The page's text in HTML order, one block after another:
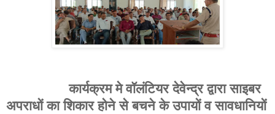
कार्यक्रम मे वॉलंटियर देवेन्द्र द्वारा साइबर
अपराधों का शिकार होने से बचने के उपायों व सावधानियों